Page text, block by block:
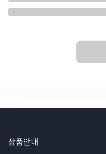
상품안내